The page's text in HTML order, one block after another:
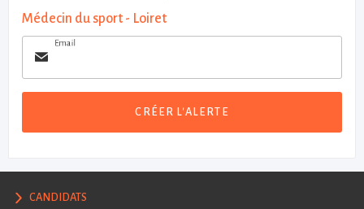
Médecin du sport - Loiret
Email
CRÉER L'ALERTE
CANDIDATS